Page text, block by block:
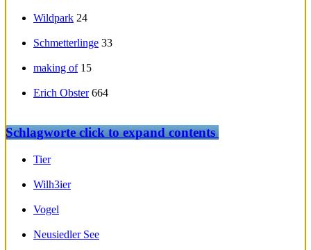
Wildpark 24
Schmetterlinge 33
making of 15
Erich Obster 664
Schlagworteclick to expand contents
Tier
Wilh3ier
Vogel
Neusiedler See